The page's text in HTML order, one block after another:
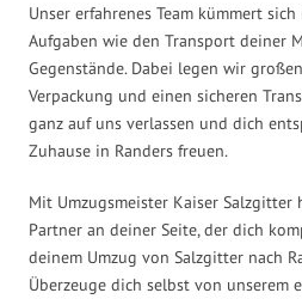
Unser erfahrenes Team kümmert
Aufgaben wie den Transport deiner
Gegenstände. Dabei legen wir
Verpackung und einen sicheren
ganz auf uns verlassen und dich
Zuhause in Randers freuen.
Mit Umzugsmeister Kaiser Salzgitter
Partner an deiner Seite, der dich
deinem Umzug von Salzgitter nach
Überzeuge dich selbst von unserem